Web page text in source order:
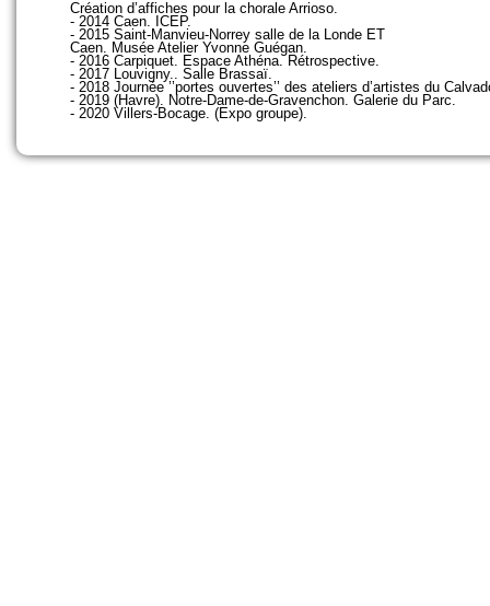
Création d’affiches pour la chorale Arrioso.
- 2014 Caen. ICEP.
- 2015 Saint-Manvieu-Norrey salle de la Londe ET
Caen. Musée Atelier Yvonne Guégan.
- 2016 Carpiquet. Espace Athéna. Rétrospective.
- 2017 Louvigny.. Salle Brassaï.
- 2018 Journée ’’portes ouvertes’’ des ateliers d’artistes du
- 2019 (Havre). Notre-Dame-de-Gravenchon. Galerie du Parc.
- 2020 Villers-Bocage. (Expo groupe).